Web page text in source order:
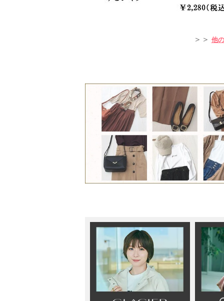
＞＞ 他